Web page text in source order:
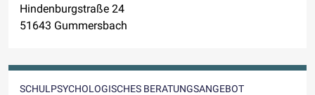
Hindenburgstraße 24
51643 Gummersbach
SCHULPSYCHOLOGISCHES BERATUNGSANGEBOT